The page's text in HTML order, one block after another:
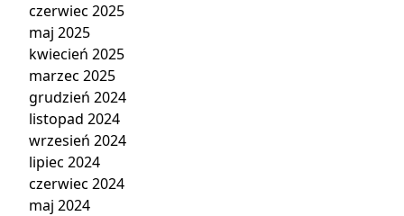
czerwiec 2025
maj 2025
kwiecień 2025
marzec 2025
grudzień 2024
listopad 2024
wrzesień 2024
lipiec 2024
czerwiec 2024
maj 2024